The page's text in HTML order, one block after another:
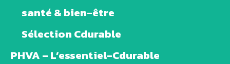
santé & bien-être
Sélection Cdurable
PHVA – L’essentiel-Cdurable